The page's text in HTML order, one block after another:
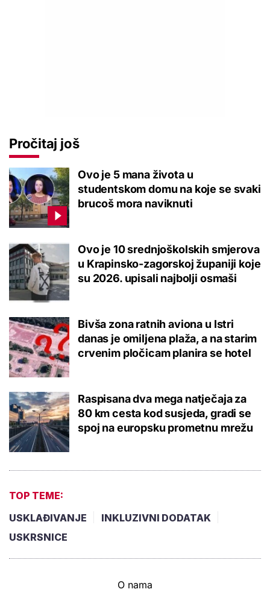
Pročitaj još
Ovo je 5 mana života u
studentskom domu na koje se svaki
brucoš mora naviknuti
Ovo je 10 srednjoškolskih smjerova
u Krapinsko-zagorskoj županiji koje
su 2026. upisali najbolji osmaši
Bivša zona ratnih aviona u Istri
danas je omiljena plaža, a na starim
crvenim pločicam planira se hotel
Raspisana dva mega natječaja za
80 km cesta kod susjeda, gradi se
spoj na europsku prometnu mrežu
TOP TEME:
USKLAĐIVANJE
INKLUZIVNI DODATAK
USKRSNICE
O nama